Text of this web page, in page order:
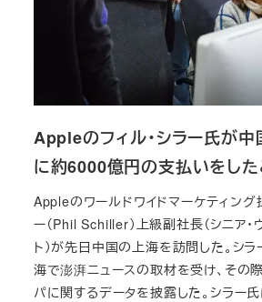
Appleのフィル・シラー氏が中
に約6000億円の支払いをし
Appleのワールドワイドマーケティング
ー（Phil Schiller）上級副社長（シニア・
ト）が先日中国の上海を訪問した。シ
海で澎湃ニュースの取材を受け、その
パに関するデータを披露した。シラー